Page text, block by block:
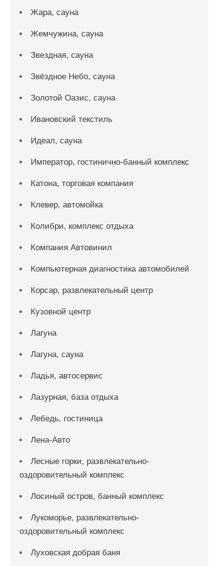
Жара, сауна
Жемчужина, сауна
Звездная, сауна
Звёздное Небо, сауна
Золотой Оазис, сауна
Ивановский текстиль
Идеал, сауна
Император, гостинично-банный комплекс
Катона, торговая компания
Клевер, автомойка
Колибри, комплекс отдыха
Компания Автовинил
Компьютерная диагностика автомобилей
Корсар, развлекательный центр
Кузовной центр
Лагуна
Лагуна, сауна
Ладья, автосервис
Лазурная, база отдыха
Лебедь, гостиница
Лена-Авто
Лесные горки, развлекательно-
оздоровительный комплекс
Лосиный остров, банный комплекс
Лукоморье, развлекательно-
оздоровительный комплекс
Луховская добрая баня